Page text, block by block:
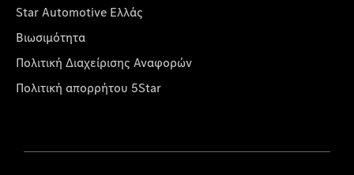
Star Automotive Ελλάς
Βιωσιμότητα
Πολιτική Διαχείρισης Αναφορών
Πολιτική απορρήτου 5Star